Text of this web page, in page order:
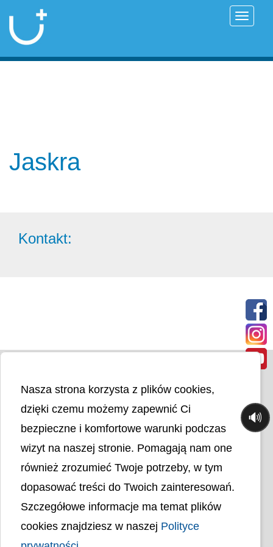
Jaskra
Kontakt:
Liczba odwiedzin
Polityka prywatności
Mapa strony
Ochrona Danych Osobowych
Deklaracja Dostępności
Nasza strona korzysta z plików cookies,
dzięki czemu możemy zapewnić Ci
bezpieczne i komfortowe warunki podczas
wizyt na naszej stronie. Pomagają nam one
również zrozumieć Twoje potrzeby, w tym
dopasować treści do Twoich zainteresowań.
Szczegółowe informacje ma temat plików
cookies znajdziesz w naszej Polityce
🔊